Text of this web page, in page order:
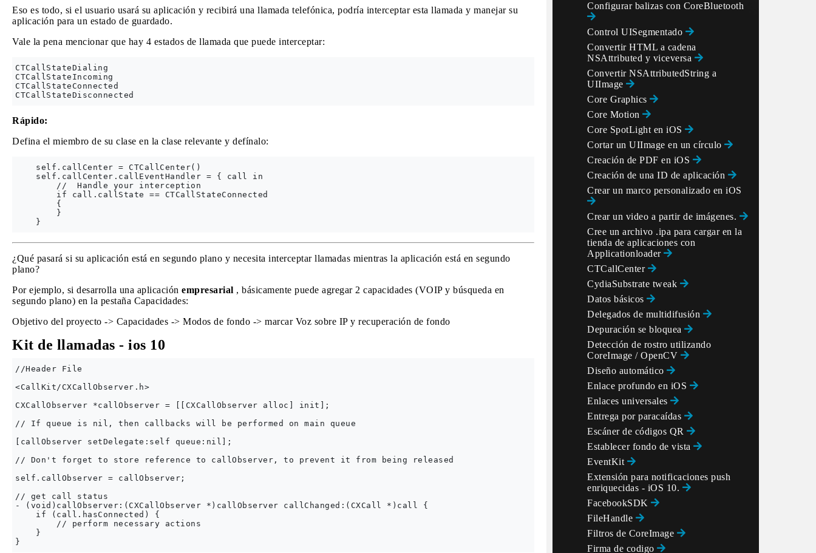
Eso es todo, si el usuario usará su aplicación y recibirá una llamada telefónica, podría interceptar esta llamada y manejar su
aplicación para un estado de guardado.
Vale la pena mencionar que hay 4 estados de llamada que puede interceptar:
CTCallStateDialing
CTCallStateIncoming
CTCallStateConnected
Rápido:
Defina el miembro de su clase en la clase relevante y defínalo:
    self.callCenter = CTCallCenter()
    self.callCenter.callEventHandler = { call in
        //  Handle your interception
        if call.callState == CTCallStateConnected
        {
        }
¿Qué pasará si su aplicación está en segundo plano y necesita interceptar llamadas mientras la aplicación está en segundo
plano?
Por ejemplo, si desarrolla una aplicación empresarial , básicamente puede agregar 2 capacidades (VOIP y búsqueda en
segundo plano) en la pestaña Capacidades:
Objetivo del proyecto -> Capacidades -> Modos de fondo -> marcar Voz sobre IP y recuperación de fondo
Kit de llamadas - ios 10
//Header File
<CallKit/CXCallObserver.h>
CXCallObserver *callObserver = [[CXCallObserver alloc] init];
// If queue is nil, then callbacks will be performed on main queue
[callObserver setDelegate:self queue:nil];
// Don't forget to store reference to callObserver, to prevent it from being released
self.callObserver = callObserver;
// get call status
- (void)callObserver:(CXCallObserver *)callObserver callChanged:(CXCall *)call {
    if (call.hasConnected) {
        // perform necessary actions
    }
Configurar balizas con CoreBluetooth
Control UISegmentado
Convertir HTML a cadena
NSAttributed y viceversa
Convertir NSAttributedString a
UIImage
Core Graphics
Core Motion
Core SpotLight en iOS
Cortar un UIImage en un círculo
Creación de PDF en iOS
Creación de una ID de aplicación
Crear un marco personalizado en iOS
Crear un video a partir de imágenes.
Cree un archivo .ipa para cargar en la
tienda de aplicaciones con
Applicationloader
CTCallCenter
CydiaSubstrate tweak
Datos básicos
Delegados de multidifusión
Depuración se bloquea
Detección de rostro utilizando
CoreImage / OpenCV
Diseño automático
Enlace profundo en iOS
Enlaces universales
Entrega por paracaídas
Escáner de códigos QR
Establecer fondo de vista
EventKit
Extensión para notificaciones push
enriquecidas - iOS 10.
FacebookSDK
FileHandle
Filtros de CoreImage
Firma de codigo